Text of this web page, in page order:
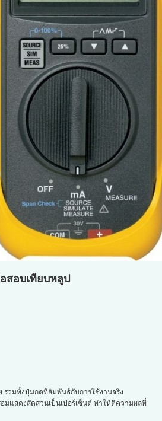
สอบเทียบหลูป
รวมทั้งปุ่มกดที่สัมพันธ์กับการใช้งานจริง
มแสดงสัดส่วนเป็นเปอร์เซ็นต์ ทำให้ตีความผลที่